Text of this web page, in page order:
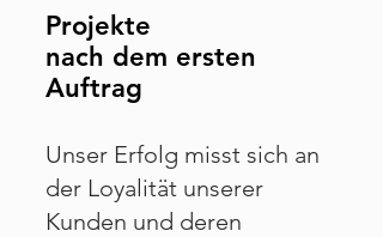
Projekte
nach dem ersten
Auftrag
Unser Erfolg misst sich an
der Loyalität unserer
Kunden und deren